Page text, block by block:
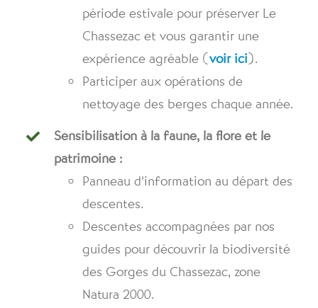
période estivale pour préserver Le
Chassezac et vous garantir une
expérience agréable (voir ici).
Participer aux opérations de
nettoyage des berges chaque année.
Sensibilisation à la faune, la flore et le
patrimoine :
Panneau d’information au départ des
descentes.
Descentes accompagnées par nos
guides pour découvrir la biodiversité
des Gorges du Chassezac, zone
Natura 2000.